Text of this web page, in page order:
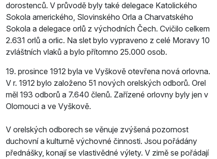
dorostenců. V průvodě byly také delegace Katolického
Sokola amerického, Slovinského Orla a Charvatského
Sokola a delegace orlů z východních Čech. Cvičilo celkem
2.631 orlů a orlic. Na slet bylo vypraveno z celé Moravy 10
zvláštních vlaků a bylo přítomno 25.000 osob.
19. prosince 1912 byla ve Vyškově otevřena nová orlovna.
V r. 1912 bylo založeno 51 nových orelských odborů. Orel
měl 193 odborů a 7.640 členů. Zařízené orlovny byly jen v
Olomouci a ve Vyškově.
V orelských odborech se věnuje zvýšená pozornost
duchovní a kulturně výchovné činnosti. Jsou pořádány
přednášky, konají se vlastivědné výlety. V zimě se pořádají